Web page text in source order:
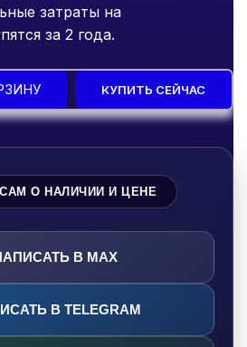
затраты на
за 2 года.
КУПИТЬ СЕЙЧАС
О НАЛИЧИИ И ЦЕНЕ
В MAX
В TELEGRAM